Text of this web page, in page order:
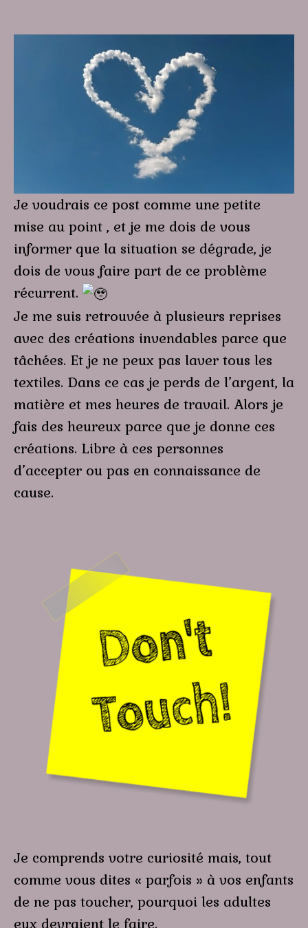
Je voudrais ce post comme une petite
mise au point , et je me dois de vous
informer que la situation se dégrade, je
dois de vous faire part de ce problème
récurrent.
Je me suis retrouvée à plusieurs reprises
avec des créations invendables parce que
tâchées. Et je ne peux pas laver tous les
textiles. Dans ce cas je perds de l’argent, la
matière et mes heures de travail. Alors je
fais des heureux parce que je donne ces
créations. Libre à ces personnes
d’accepter ou pas en connaissance de
cause.
Je comprends votre curiosité mais, tout
comme vous dites « parfois » à vos enfants
de ne pas toucher, pourquoi les adultes
eux devraient le faire.